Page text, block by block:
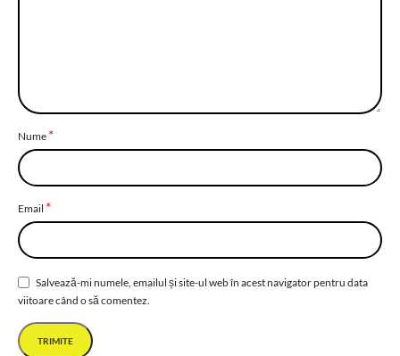
Nume *
Email *
Salvează-mi numele, emailul și site-ul web în acest navigator pentru data
viitoare când o să comentez.